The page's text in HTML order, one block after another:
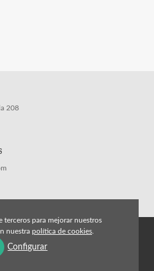
208
Editorial Comares
de privacidad
terceros para mejorar nuestros
nuestra política de cookies
Configurar